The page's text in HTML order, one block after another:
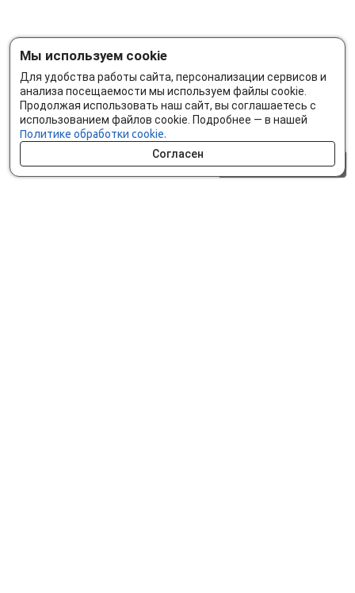
Мы используем cookie
Для удобства работы сайта, персонализации сервисов и
анализа посещаемости мы используем файлы cookie.
Продолжая использовать наш сайт, вы соглашаетесь с
использованием файлов cookie. Подробнее — в нашей
Политике обработки cookie.
Согласен